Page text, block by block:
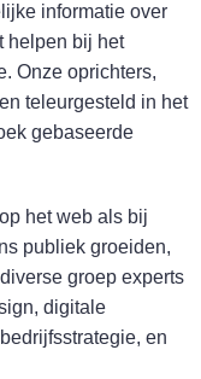
informatie over
helpen bij het
Onze oprichters,
teleurgesteld in het
gebaseerde
het web als bij
publiek groeiden,
groep experts
digitale
en